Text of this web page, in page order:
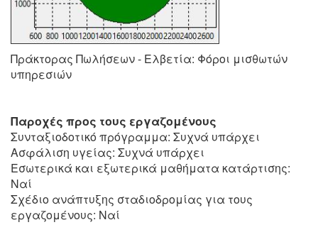
Πράκτορας Πωλήσεων - Ελβετία: Φόροι μισθωτών
υπηρεσιών
Παροχές προς τους εργαζομένους
Συνταξιοδοτικό πρόγραμμα: Συχνά υπάρχει
Ασφάλιση υγείας: Συχνά υπάρχει
Εσωτερικά και εξωτερικά μαθήματα κατάρτισης:
Ναί
Σχέδιο ανάπτυξης σταδιοδρομίας για τους
εργαζομένους: Ναί